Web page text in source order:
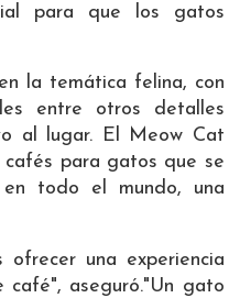
para que los gatos
la temática felina, con
entre otros detalles
al lugar. El Meow Cat
para gatos que se
todo el mundo, una
una experiencia
café", aseguró."Un gato